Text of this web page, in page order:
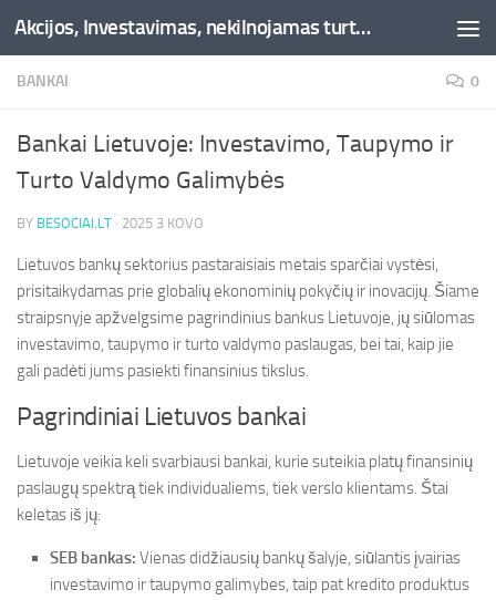
Skip to content Akcijos, Investavimas, nekilnojamas turtas, kriptovaliutos - Besociai.lt
BANKAI 0
Bankai Lietuvoje: Investavimo, Taupymo ir
Turto Valdymo Galimybės
BY BESOCIAI.LT · 2025 3 KOVO
Lietuvos bankų sektorius pastaraisiais metais sparčiai vystėsi,
prisitaikydamas prie globalių ekonominių pokyčių ir inovacijų. Šiame
straipsnyje apžvelgsime pagrindinius bankus Lietuvoje, jų siūlomas
investavimo, taupymo ir turto valdymo paslaugas, bei tai, kaip jie
gali padėti jums pasiekti finansinius tikslus.
Pagrindiniai Lietuvos bankai
Lietuvoje veikia keli svarbiausi bankai, kurie suteikia platų finansinių
paslaugų spektrą tiek individualiems, tiek verslo klientams. Štai
keletas iš jų:
SEB bankas: Vienas didžiausių bankų šalyje, siūlantis įvairias
investavimo ir taupymo galimybes, taip pat kredito produktus